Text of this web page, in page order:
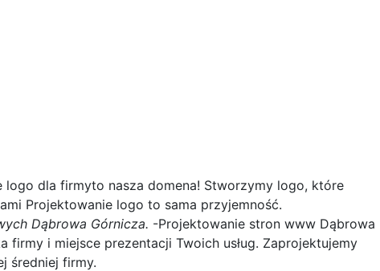
logo dla firmyto nasza domena! Stworzymy logo, które
Projektowanie logo to sama przyjemność.
Dąbrowa Górnicza. -Projektowanie stron www Dąbrowa
firmy i miejsce prezentacji Twoich usług. Zaprojektujemy
średniej firmy.